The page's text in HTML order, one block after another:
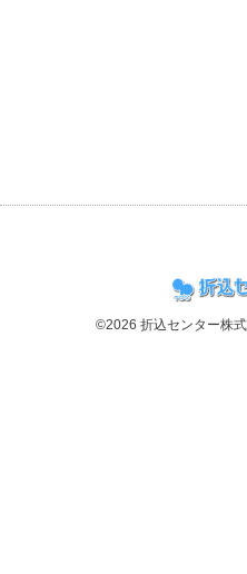
©2026 折込センター株